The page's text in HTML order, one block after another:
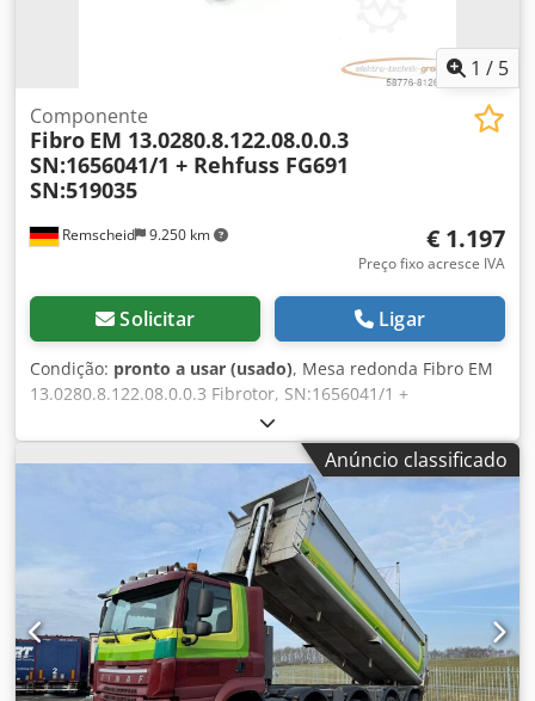
1 / 5
Remscheid 9.250 km
Componente
Fibro EM 13.0280.8.122.08.0.0.3
SN:1656041/1 + Rehfuss FG691
SN:519035
€ 1.197
Preço fixo acresce IVA
Solicitar Ligar
Condição: pronto a usar (usado), Mesa redonda Fibro EM
13.0280.8.122.08.0.0.3 Fibrotor, SN:1656041/1 +
engrenagem plana Rehfuss FG691, SN:519035, usada,
sinais normais de uso, 100% funcional, escopo de entrega
conforme fotos Credpfoi D U Nyjx Ab HsfAnúncio classificado